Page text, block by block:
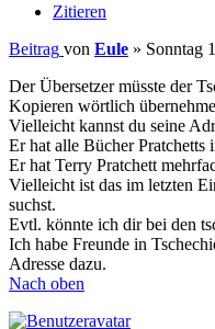
Zitieren
Beitrag von Eule » Sonntag
Der Übersetzer müsste der
Kopieren wörtlich
Vielleicht kannst du seine
Er hat alle Bücher Pratchetts
Er hat Terry Pratchett
Vielleicht ist das im letzten
suchst.
Evtl. könnte ich dir bei den
Ich habe Freunde in
Adresse dazu.
Nach oben